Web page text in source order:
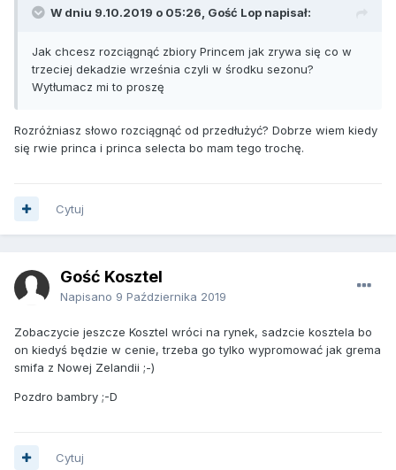
W dniu 9.10.2019 o 05:26, Gość Lop napisał:
Jak chcesz rozciągnąć zbiory Princem jak zrywa się co w
trzeciej dekadzie września czyli w środku sezonu?
Wytłumacz mi to proszę
Rozróżniasz słowo rozciągnąć od przedłużyć? Dobrze wiem kiedy
się rwie princa i princa selecta bo mam tego trochę.
Cytuj
Gość Kosztel
Napisano 9 Października 2019
Zobaczycie jeszcze Kosztel wróci na rynek, sadzcie kosztela bo
on kiedyś będzie w cenie, trzeba go tylko wypromować jak grema
smifa z Nowej Zelandii ;-)
Pozdro bambry ;-D
Cytuj